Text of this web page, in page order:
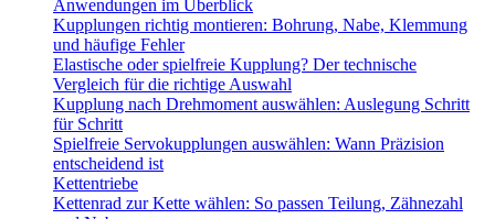
Anwendungen im Überblick
Kupplungen richtig montieren: Bohrung, Nabe, Klemmung
und häufige Fehler
Elastische oder spielfreie Kupplung? Der technische
Vergleich für die richtige Auswahl
Kupplung nach Drehmoment auswählen: Auslegung Schritt
für Schritt
Spielfreie Servokupplungen auswählen: Wann Präzision
entscheidend ist
Kettentriebe
Kettenrad zur Kette wählen: So passen Teilung, Zähnezahl